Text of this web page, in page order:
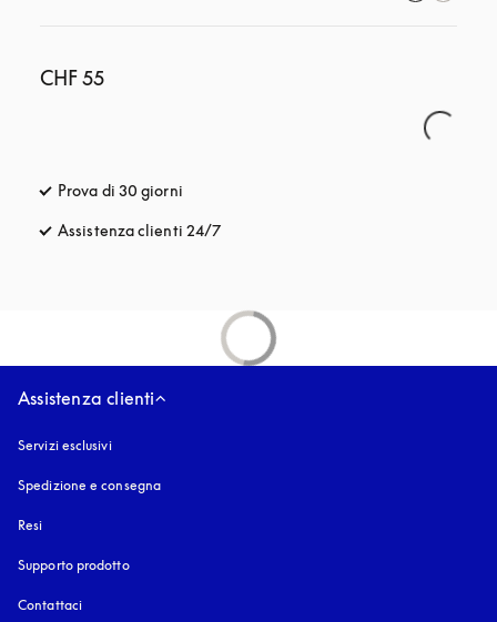
CHF 55
Prova di 30 giorni
Assistenza clienti 24/7
Assistenza clienti
Servizi esclusivi
Spedizione e consegna
Resi
Supporto prodotto
Contattaci